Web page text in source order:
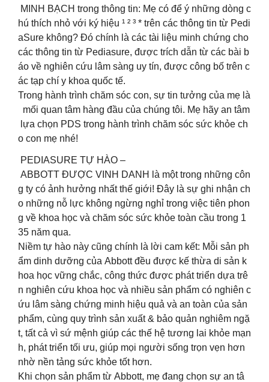
MINH BẠCH trong thông tin: Mẹ có để ý những dòng c
hú thích nhỏ với ký hiệu ¹ ² ³ * trên các thông tin từ Pedi
aSure không? Đó chính là các tài liệu minh chứng cho
các thông tin từ Pediasure, được trích dẫn từ các bài b
áo về nghiên cứu lâm sàng uy tín, được công bố trên c
ác tạp chí y khoa quốc tế.​
Trong hành trình chăm sóc con, sự tin tưởng của mẹ là
mối quan tâm hàng đầu của chúng tôi. Mẹ hãy an tâm
lựa chọn PDS trong hành trình chăm sóc sức khỏe ch
o con mẹ nhé!​
PEDIASURE TỰ HÀO –
ABBOTT ĐƯỢC VINH DANH là một trong những côn
g ty có ảnh hưởng nhất thế giới! Đây là sự ghi nhận ch
o những nỗ lực không ngừng nghỉ trong việc tiên phon
g về khoa học và chăm sóc sức khỏe toàn cầu trong 1
35 năm qua.​
Niềm tự hào này cũng chính là lời cam kết: Mỗi sản ph
ẩm dinh dưỡng của Abbott đều được kế thừa di sản k
hoa học vững chắc, công thức được phát triển dựa trê
n nghiên cứu khoa học và nhiều sản phẩm có nghiên c
ứu lâm sàng chứng minh hiệu quả và an toàn của sản
phẩm, cùng quy trình sản xuất & bảo quản nghiêm ngặ
t, tất cả vì sứ mệnh giúp các thế hệ tương lai khỏe mạn
h, phát triển tối ưu, giúp mọi người sống trọn vẹn hơn
nhờ nền tảng sức khỏe tốt hơn. ​
Khi chọn sản phẩm từ Abbott, mẹ đang chọn sự an tâ